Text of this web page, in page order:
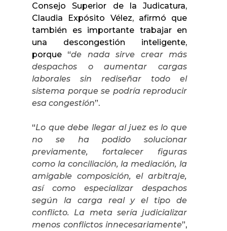
Consejo Superior de la Judicatura,
Claudia Expósito Vélez, afirmó que
también es importante trabajar en
una descongestión inteligente,
porque “de nada sirve crear más
despachos o aumentar cargas
laborales sin rediseñar todo el
sistema porque se podría reproducir
esa congestión”.
“Lo que debe llegar al juez es lo que
no se ha podido solucionar
previamente, fortalecer figuras
como la conciliación, la mediación, la
amigable composición, el arbitraje,
así como especializar despachos
según la carga real y el tipo de
conflicto. La meta sería judicializar
menos conflictos innecesariamente”,